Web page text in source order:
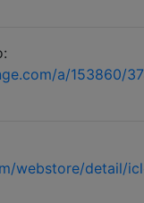
a/153860/
webstore/detail/